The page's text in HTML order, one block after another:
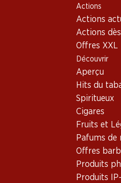
Actions
Actions
Actions
Offres XXL
Découvrir
Aperçu
Hits du
Spiritueux
Cigares
Fruits et
Pafums de
Offres
Produits
Produits
Shop des Vins
France
Ombres Bleues Grenache/